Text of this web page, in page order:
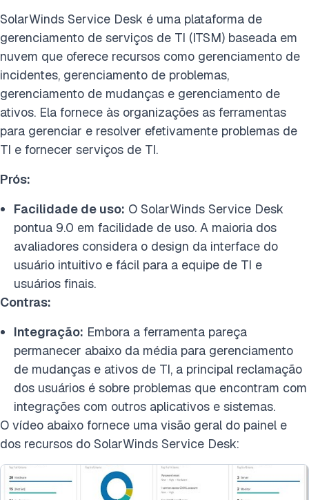
SolarWinds Service Desk é uma plataforma de
gerenciamento de serviços de TI (ITSM) baseada em
nuvem que oferece recursos como gerenciamento de
incidentes, gerenciamento de problemas,
gerenciamento de mudanças e gerenciamento de
ativos. Ela fornece às organizações as ferramentas
para gerenciar e resolver efetivamente problemas de
TI e fornecer serviços de TI.
Prós:
Facilidade de uso: O SolarWinds Service Desk
pontua 9.0 em facilidade de uso. A maioria dos
avaliadores considera o design da interface do
usuário intuitivo e fácil para a equipe de TI e
usuários finais.
Contras:
Integração: Embora a ferramenta pareça
permanecer abaixo da média para gerenciamento
de mudanças e ativos de TI, a principal reclamação
dos usuários é sobre problemas que encontram com
integrações com outros aplicativos e sistemas.
O vídeo abaixo fornece uma visão geral do painel e
dos recursos do SolarWinds Service Desk: